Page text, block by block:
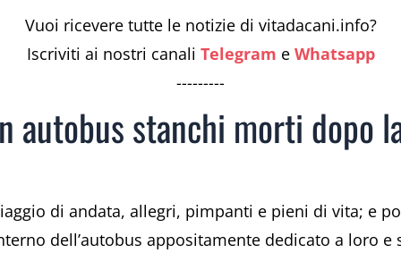
Vuoi ricevere tutte le notizie di vitadacani.info?
Iscriviti ai nostri canali Telegram e Whatsapp
---------
autobus stanchi morti dopo
di andata, allegri, pimpanti e pieni di vita; e
dell’autobus appositamente dedicato a loro